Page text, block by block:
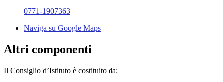
0771-1907363
Naviga su Google Maps
Altri componenti
Il Consiglio d’Istituto è costituito da: